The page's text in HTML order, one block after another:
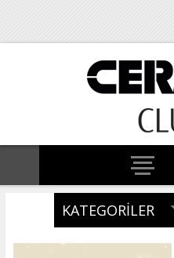
KATEGORILER